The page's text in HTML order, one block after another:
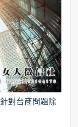
對台商問題除